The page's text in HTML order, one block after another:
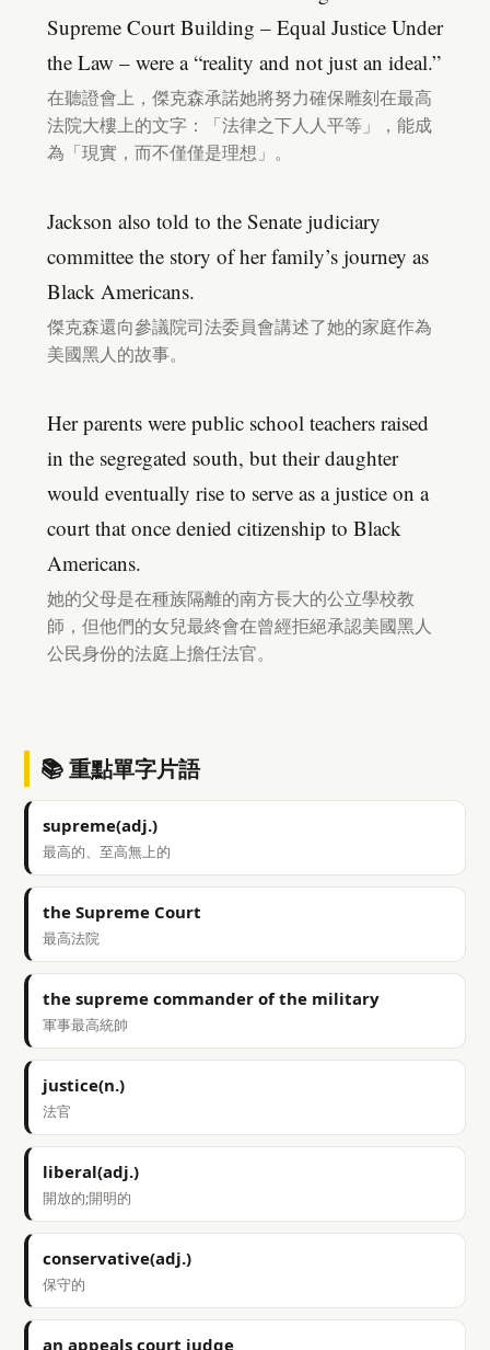
Supreme Court Building – Equal Justice Under
the Law – were a “reality and not just an ideal.”
在聽證會上，傑克森承諾她將努力確保雕刻在最高
法院大樓上的文字：「法律之下人人平等」，能成
為「現實，而不僅僅是理想」。
Jackson also told to the Senate judiciary
committee the story of her family’s journey as
Black Americans.
傑克森還向參議院司法委員會講述了她的家庭作為
美國黑人的故事。
Her parents were public school teachers raised
in the segregated south, but their daughter
would eventually rise to serve as a justice on a
court that once denied citizenship to Black
Americans.
她的父母是在種族隔離的南方長大的公立學校教
師，但他們的女兒最終會在曾經拒絕承認美國黑人
公民身份的法庭上擔任法官。
📚 重點單字片語
supreme(adj.)
最高的、至高無上的
the Supreme Court
最高法院
the supreme commander of the military
軍事最高統帥
justice(n.)
法官
liberal(adj.)
開放的;開明的
conservative(adj.)
保守的
an appeals court judge